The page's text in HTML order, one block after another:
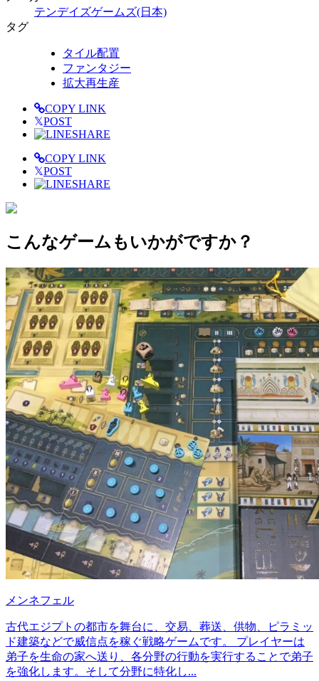
テンデイズゲームズ(日本)
タグ
タイル配置
ファンタジー
拡大再生産
COPY LINK
𝕏POST
SHARE
COPY LINK
𝕏POST
SHARE
こんなゲームもいかがですか？
メンネフェル
古代エジプトの都市を舞台に、交易、葬送、供物、ピラミッ
ド建築などで威信点を稼ぐ戦略ゲームです。 プレイヤーは
弟子を生命の家へ送り、各分野の行動を実行することで弟子
を強化します。そして分野に特化し...